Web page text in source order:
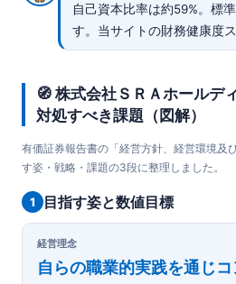
自己資本比率は約59%。標
す。当サイトの財務健康度
🧭 株式会社ＳＲＡホールデ
対処すべき課題（図解）
有価証券報告書の「経営方針、経営環境及
す姿・戦略・課題の3段に整理しました。
1 目指す姿と数値目標
経営理念
自らの職業的実践を通じ